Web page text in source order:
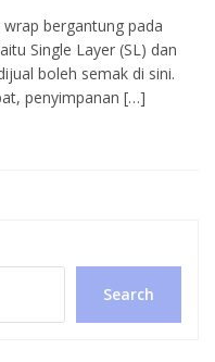
bergantung pada
Single Layer (SL) dan
boleh semak di sini.
penyimpanan […]
Search